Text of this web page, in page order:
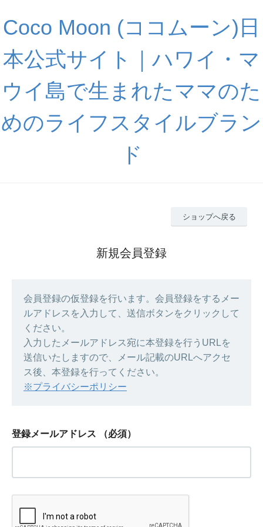
Coco Moon (ココムーン)日
本公式サイト｜ハワイ・マ
ウイ島で生まれたママのた
めのライフスタイルブラン
ド
ショップへ戻る
新規会員登録
会員登録の仮登録を行います。会員登録をするメー
ルアドレスを入力して、送信ボタンをクリックして
ください。
入力したメールアドレス宛に本登録を行うURLを
送信いたしますので、メール記載のURLへアクセ
ス後、本登録を行ってください。
※プライバシーポリシー
登録メールアドレス （必須）